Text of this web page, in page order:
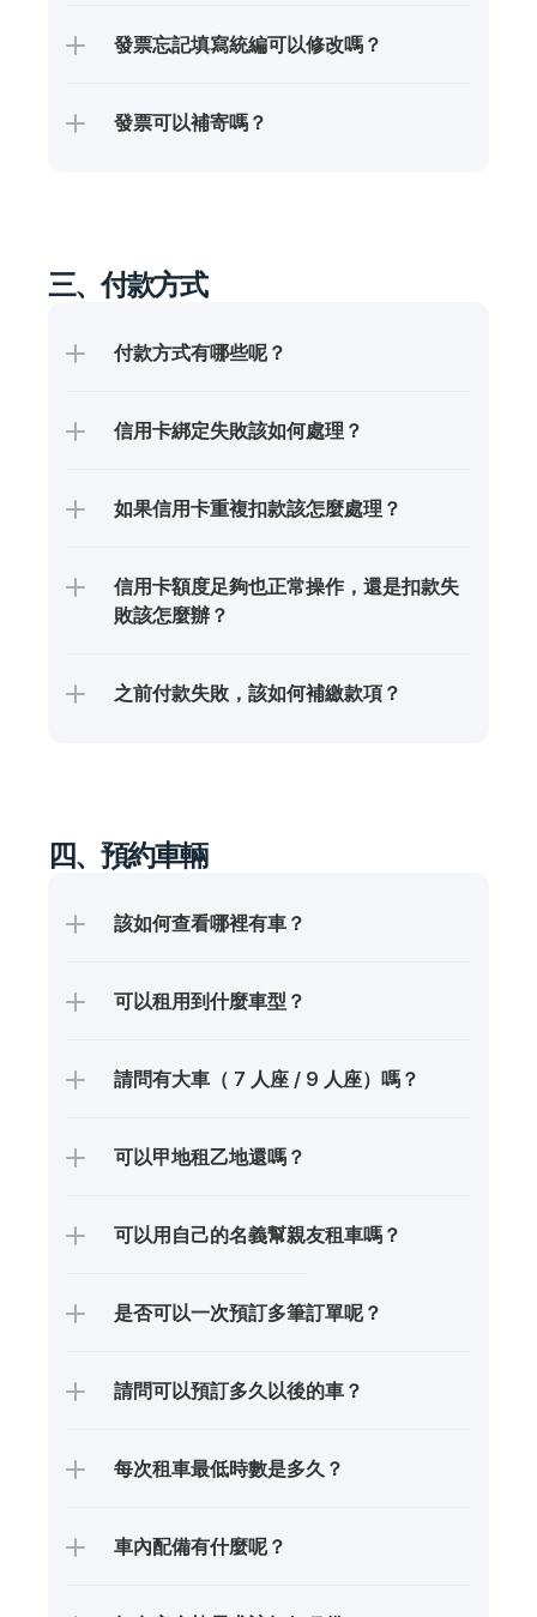
發票忘記填寫統編可以修改嗎？
發票可以補寄嗎？
四、預約車輛
該如何查看哪裡有車？
可以租用到什麼車型？
請問有大車（ 7 人座 / 9 人座）嗎？
可以甲地租乙地還嗎？
可以用自己的名義幫親友租車嗎？
是否可以一次預訂多筆訂單呢？
請問可以預訂多久以後的車？
每次租車最低時數是多久？
車內配備有什麼呢？
三、付款方式
付款方式有哪些呢？
信用卡綁定失敗該如何處理？
如果信用卡重複扣款該怎麼處理？
信用卡額度足夠也正常操作，還是扣款失
敗該怎麼辦？
之前付款失敗，該如何補繳款項？